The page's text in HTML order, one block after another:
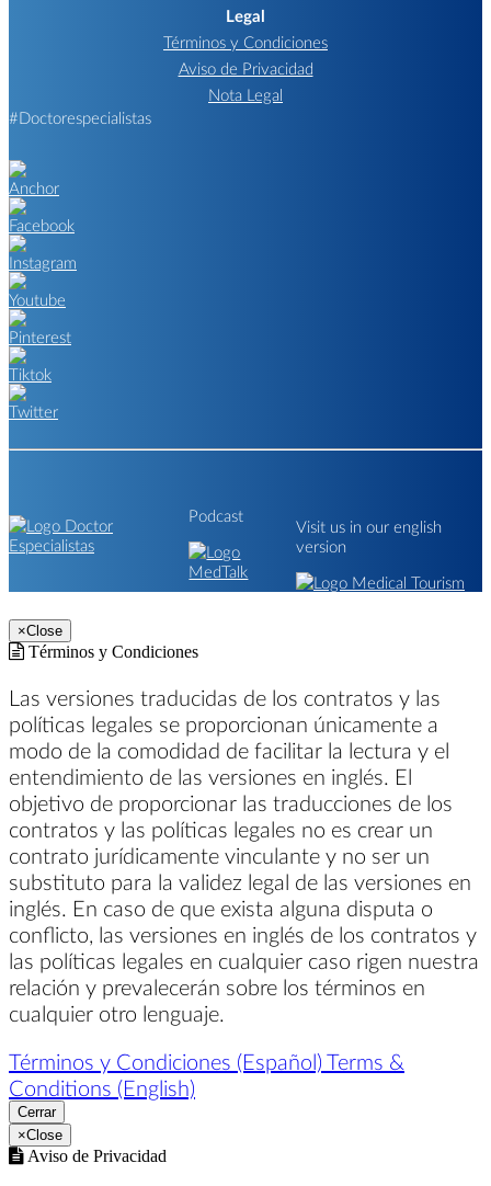
Legal
Términos y Condiciones
Aviso de Privacidad
Nota Legal
#Doctorespecialistas
Podcast
Visit us in our english
version
×Close
Términos y Condiciones
Las versiones traducidas de los contratos y las
políticas legales se proporcionan únicamente a
modo de la comodidad de facilitar la lectura y el
entendimiento de las versiones en inglés. El
objetivo de proporcionar las traducciones de los
contratos y las políticas legales no es crear un
contrato jurídicamente vinculante y no ser un
substituto para la validez legal de las versiones en
inglés. En caso de que exista alguna disputa o
conflicto, las versiones en inglés de los contratos y
las políticas legales en cualquier caso rigen nuestra
relación y prevalecerán sobre los términos en
cualquier otro lenguaje.
Términos y Condiciones (Español) Terms &
Conditions (English)
Cerrar
×Close
Aviso de Privacidad